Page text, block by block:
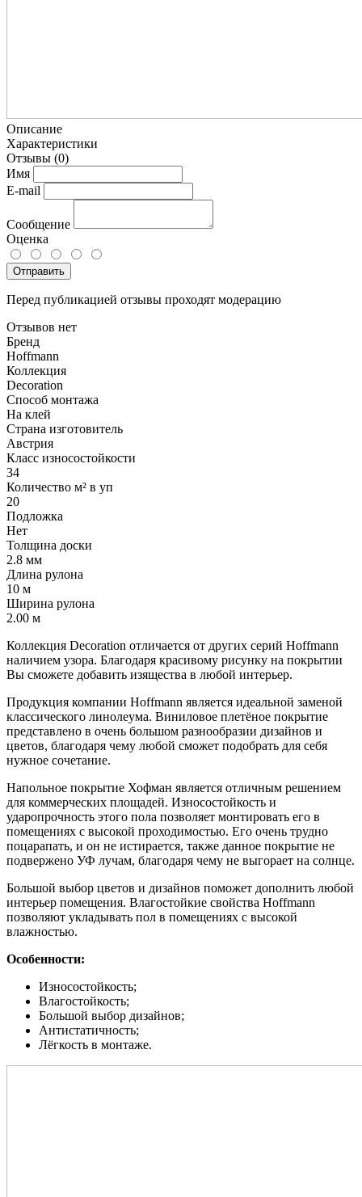
Описание
Характеристики
Отзывы (0)
Имя
E-mail
Сообщение
Оценка
Отправить
Перед публикацией отзывы проходят модерацию
Отзывов нет
Бренд
Hoffmann
Коллекция
Decoration
Способ монтажа
На клей
Страна изготовитель
Австрия
Класс износостойкости
34
Количество м² в уп
20
Подложка
Нет
Толщина доски
2.8 мм
Длина рулона
10 м
Ширина рулона
2.00 м
Коллекция Decoration отличается от других серий Hoffmann
наличием узора. Благодаря красивому рисунку на покрытии
Вы сможете добавить изящества в любой интерьер.
Продукция компании Hoffmann является идеальной заменой
классического линолеума. Виниловое плетёное покрытие
представлено в очень большом разнообразии дизайнов и
цветов, благодаря чему любой сможет подобрать для себя
нужное сочетание.
Напольное покрытие Хофман является отличным решением
для коммерческих площадей. Износостойкость и
ударопрочность этого пола позволяет монтировать его в
помещениях с высокой проходимостью. Его очень трудно
поцарапать, и он не истирается, также данное покрытие не
подвержено УФ лучам, благодаря чему не выгорает на солнце.
Большой выбор цветов и дизайнов поможет дополнить любой
интерьер помещения. Влагостойкие свойства Hoffmann
позволяют укладывать пол в помещениях с высокой
влажностью.
Особенности:
Износостойкость;
Влагостойкость;
Большой выбор дизайнов;
Антистатичность;
Лёгкость в монтаже.